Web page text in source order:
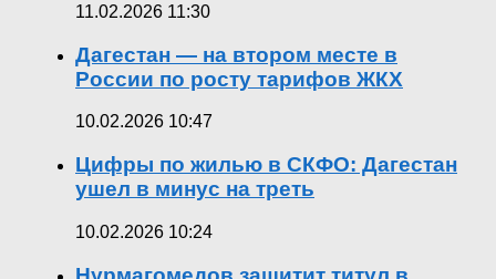
11.02.2026 11:30
Дагестан — на втором месте в
России по росту тарифов ЖКХ
10.02.2026 10:47
Цифры по жилью в СКФО: Дагестан
ушел в минус на треть
10.02.2026 10:24